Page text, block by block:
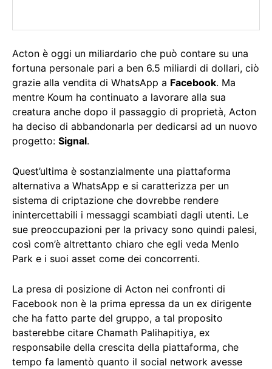
Acton è oggi un miliardario che può contare su una
fortuna personale pari a ben 6.5 miliardi di dollari, ciò
grazie alla vendita di WhatsApp a Facebook. Ma
mentre Koum ha continuato a lavorare alla sua
creatura anche dopo il passaggio di proprietà, Acton
ha deciso di abbandonarla per dedicarsi ad un nuovo
progetto: Signal.
Quest’ultima è sostanzialmente una piattaforma
alternativa a WhatsApp e si caratterizza per un
sistema di criptazione che dovrebbe rendere
inintercettabili i messaggi scambiati dagli utenti. Le
sue preoccupazioni per la privacy sono quindi palesi,
così com’è altrettanto chiaro che egli veda Menlo
Park e i suoi asset come dei concorrenti.
La presa di posizione di Acton nei confronti di
Facebook non è la prima epressa da un ex dirigente
che ha fatto parte del gruppo, a tal proposito
basterebbe citare Chamath Palihapitiya, ex
responsabile della crescita della piattaforma, che
tempo fa lamentò quanto il social network avesse